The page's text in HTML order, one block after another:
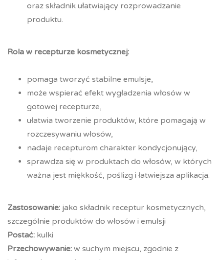
oraz składnik ułatwiający rozprowadzanie
produktu.
Rola w recepturze kosmetycznej:
pomaga tworzyć stabilne emulsje,
może wspierać efekt wygładzenia włosów w
gotowej recepturze,
ułatwia tworzenie produktów, które pomagają w
rozczesywaniu włosów,
nadaje recepturom charakter kondycjonujący,
sprawdza się w produktach do włosów, w których
ważna jest miękkość, poślizg i łatwiejsza aplikacja.
Zastosowanie: jako składnik receptur kosmetycznych,
szczególnie produktów do włosów i emulsji
Postać: kulki
Przechowywanie: w suchym miejscu, zgodnie z